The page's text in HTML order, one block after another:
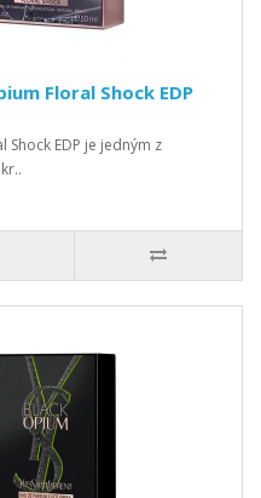
Floral Shock EDP
Shock EDP je jedným z